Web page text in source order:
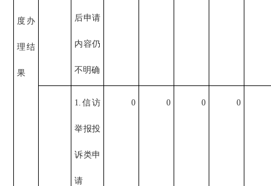
度办
理结
果
后申请
内容仍
不明确
1.信访
举报投
诉类申
请
0 0 0 0